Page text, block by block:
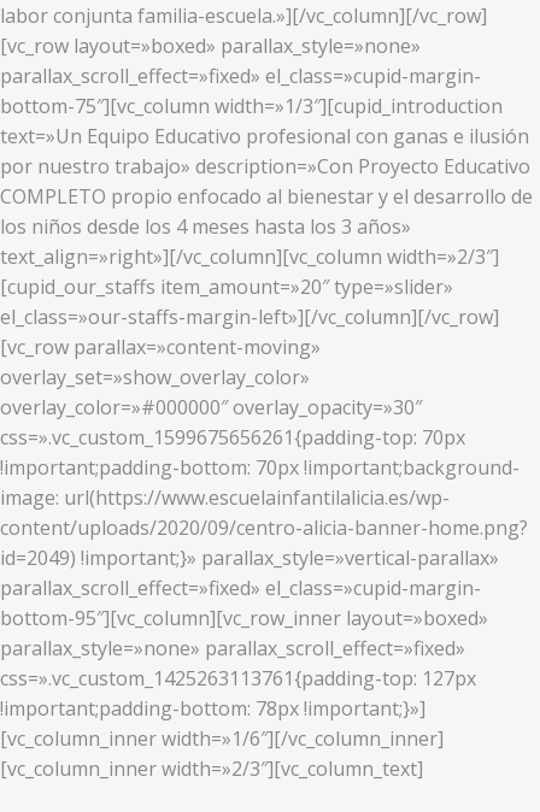
labor conjunta familia-escuela.»][/vc_column][/vc_row]
[vc_row layout=»boxed» parallax_style=»none»
parallax_scroll_effect=»fixed» el_class=»cupid-margin-
bottom-75″][vc_column width=»1/3″][cupid_introduction
text=»Un Equipo Educativo profesional con ganas e ilusión
por nuestro trabajo» description=»Con Proyecto Educativo
COMPLETO propio enfocado al bienestar y el desarrollo de
los niños desde los 4 meses hasta los 3 años»
text_align=»right»][/vc_column][vc_column width=»2/3″]
[cupid_our_staffs item_amount=»20″ type=»slider»
el_class=»our-staffs-margin-left»][/vc_column][/vc_row]
[vc_row parallax=»content-moving»
overlay_set=»show_overlay_color»
overlay_color=»#000000″ overlay_opacity=»30″
css=».vc_custom_1599675656261{padding-top: 70px
!important;padding-bottom: 70px !important;background-
image: url(https://www.escuelainfantilalicia.es/wp-
content/uploads/2020/09/centro-alicia-banner-home.png?
id=2049) !important;}» parallax_style=»vertical-parallax»
parallax_scroll_effect=»fixed» el_class=»cupid-margin-
bottom-95″][vc_column][vc_row_inner layout=»boxed»
parallax_style=»none» parallax_scroll_effect=»fixed»
css=».vc_custom_1425263113761{padding-top: 127px
!important;padding-bottom: 78px !important;}»]
[vc_column_inner width=»1/6″][/vc_column_inner]
[vc_column_inner width=»2/3″][vc_column_text]